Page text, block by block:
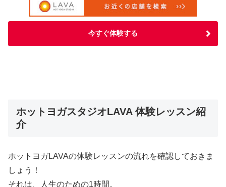
今すぐ体験する
ホットヨガスタジオLAVA 体験レッスン紹
介
ホットヨガLAVAの体験レッスンの流れを確認しておきま
しょう！
それは、人生のための1時間。